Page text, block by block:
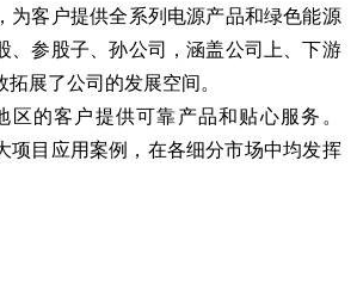
为客户提供全系列电源产品和绿色能源
、参股子、孙公司，涵盖公司上、下游
展了公司的发展空间。
区的客户提供可靠产品和贴心服务。
项目应用案例，在各细分市场中均发挥